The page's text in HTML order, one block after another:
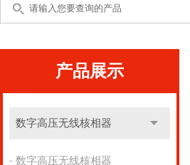
产品展示
数字高压无线核相器
数字高压无线核相器